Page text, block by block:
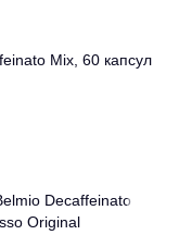
Mix, 60 капсул